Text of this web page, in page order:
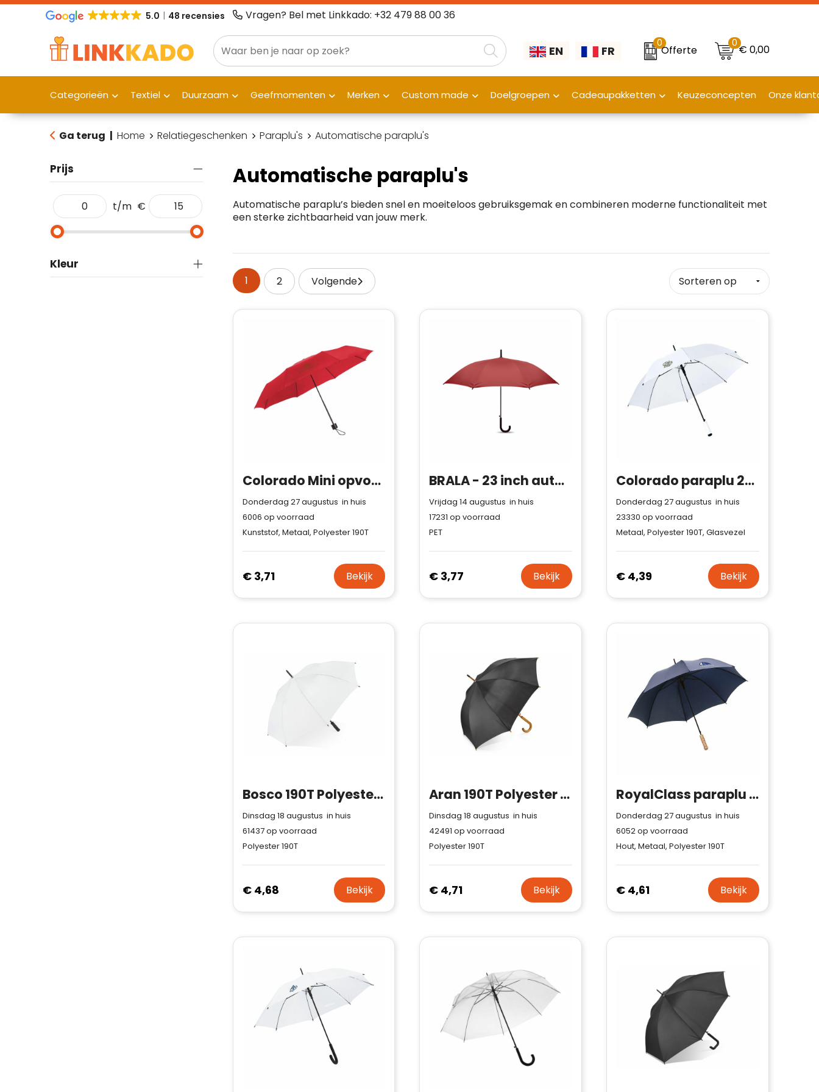
5.0 48 recensies Vragen? Bel met Linkkado: +32 479 88 00 36
EN FR
0
Offerte
0€ 0,00
Categorieën Textiel Duurzaam Geefmomenten Merken Custom made Doelgroepen Cadeaupakketten Keuzeconcepten Onze
Ga terug | Home Relatiegeschenken Paraplu's Automatische paraplu's
Prijs
t/m €
Kleur
Automatische paraplu's
Automatische paraplu’s bieden snel en moeiteloos gebruiksgemak en combineren moderne functionaliteit met
een sterke zichtbaarheid van jouw merk.
1 2 Volgende
Colorado Mini opvouwbare paraplu 21 inch
Donderdag 27 augustus in huis
6006 op voorraad
Kunststof, Metaal, Polyester 190T
€ 3,71 Bekijk
BRALA - 23 inch auto open paraplu
Vrijdag 14 augustus in huis
17231 op voorraad
PET
€ 3,77 Bekijk
Colorado paraplu 23,5 inch
Donderdag 27 augustus in huis
23330 op voorraad
Metaal, Polyester 190T, Glasvezel
€ 4,39 Bekijk
Bosco 190T Polyester 23" Stok paraplu Auto open
Dinsdag 18 augustus in huis
61437op voorraad
Polyester 190T
€ 4,68 Bekijk
Aran 190T Polyester 23" Paraplu Auto open
Dinsdag 18 augustus in huis
42491 op voorraad
Polyester 190T
€ 4,71 Bekijk
RoyalClass paraplu 23 inch
Donderdag 27 augustus in huis
6052op voorraad
Hout, Metaal, Polyester 190T
€ 4,61 Bekijk